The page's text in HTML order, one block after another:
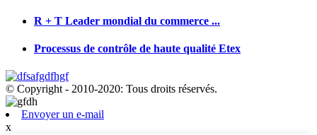
R + T Leader mondial du commerce ...
Processus de contrôle de haute qualité Etex
© Copyright - 2010-2020: Tous droits réservés.
Envoyer un e-mail
x